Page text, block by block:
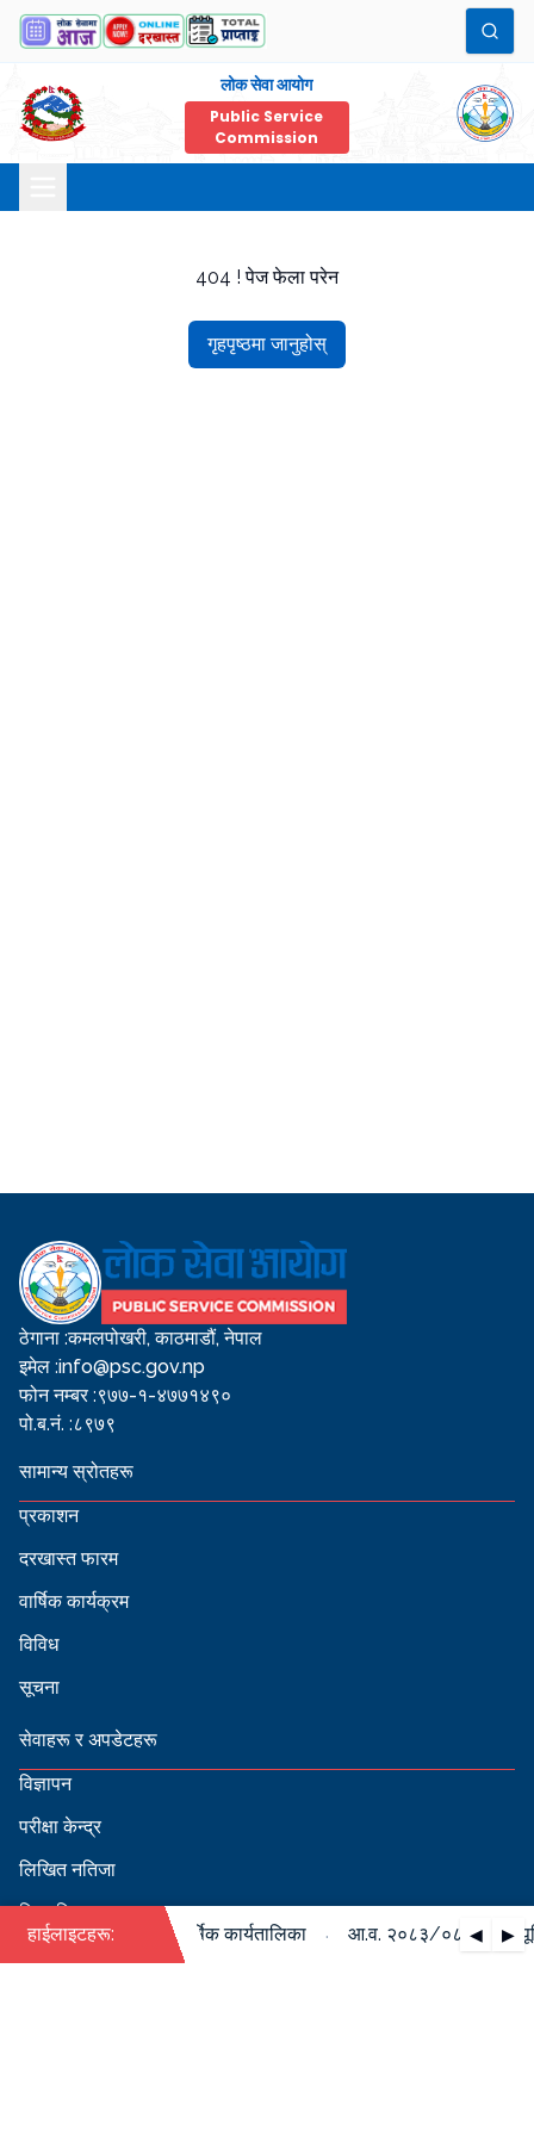
लोक सेवा आयोग
Public Service
Commission
404 ! पेज फेला परेन
गृहपृष्ठमा जानुहोस्
ठेगाना :कमलपोखरी, काठमाडौं, नेपाल
इमेल :info@psc.gov.np
फोन नम्बर :९७७-१-४७७१४९०
पो.ब.नं. :८९७९
सामान्य स्रोतहरू
प्रकाशन
दरखास्त फारम
वार्षिक कार्यक्रम
विविध
सूचना
सेवाहरू र अपडेटहरू
विज्ञापन
परीक्षा केन्द्र
लिखित नतिजा
सिफारिस
हाईलाइटहरू: ◀ ▶
को पदपूर्ति सम्बन्धी वार्षिक कार्यतालिका आ.व. २०८३/०८४ को पदपूर्ति